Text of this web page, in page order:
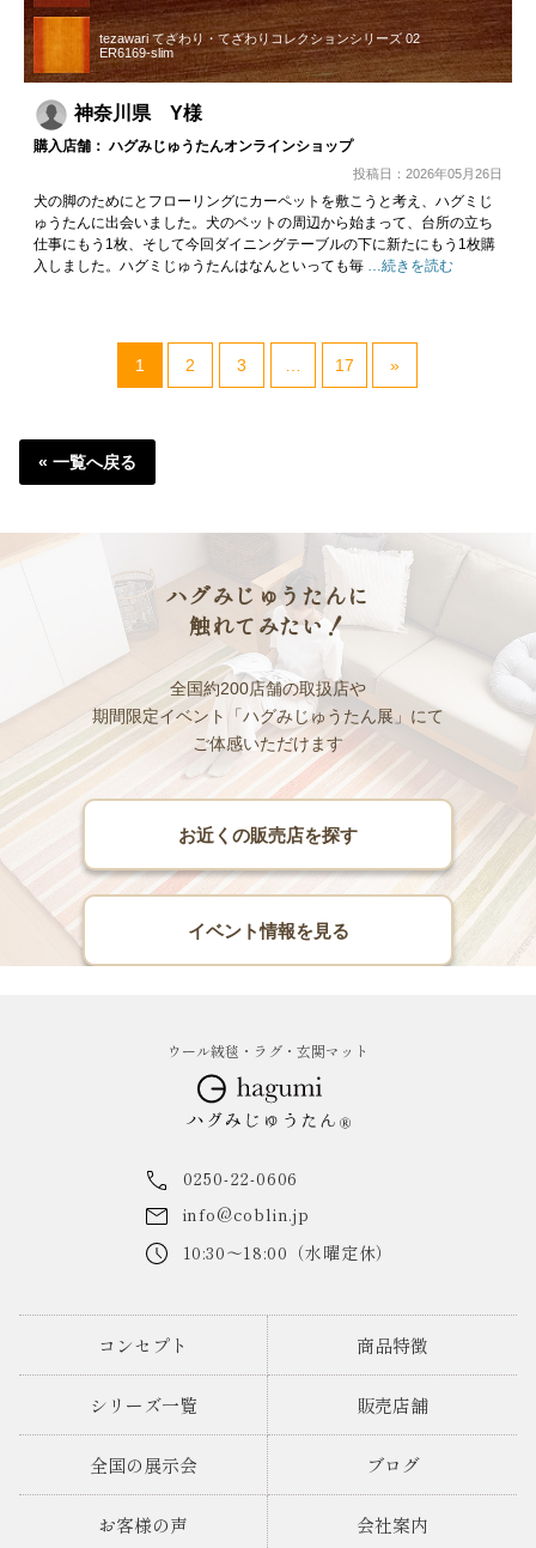
tezawari てざわり・てざわりコレクションシリーズ 02
ER6169-slim
神奈川県 Y様
購入店舗： ハグみじゅうたんオンラインショップ
投稿日：2026年05月26日
犬の脚のためにとフローリングにカーペットを敷こうと考え、ハグミじ
ゅうたんに出会いました。犬のベットの周辺から始まって、台所の立ち
仕事にもう1枚、そして今回ダイニングテーブルの下に新たにもう1枚購
入しました。ハグミじゅうたんはなんといっても毎 …続きを読む
1 2 3 … 17 »
« 一覧へ戻る
ハグみじゅうたんに
触れてみたい！
全国約200店舗の取扱店や
期間限定イベント「ハグみじゅうたん展」にて
ご体感いただけます
お近くの販売店を探す
イベント情報を見る
ウール絨毯・ラグ・玄関マット
0250-22-0606
info@coblin.jp
10:30～18:00（水曜定休）
コンセプト 商品特徴
シリーズ一覧 販売店舗
全国の展示会 ブログ
お客様の声 会社案内